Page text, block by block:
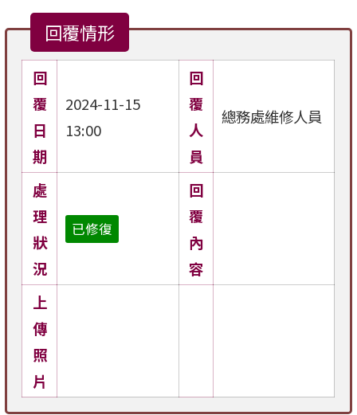
回覆情形
回
覆
日
期
2024-11-15
13:00
回
覆
人
員
總務處維修人員
處
理
狀
況
已修復
回
覆
內
容
上
傳
照
片